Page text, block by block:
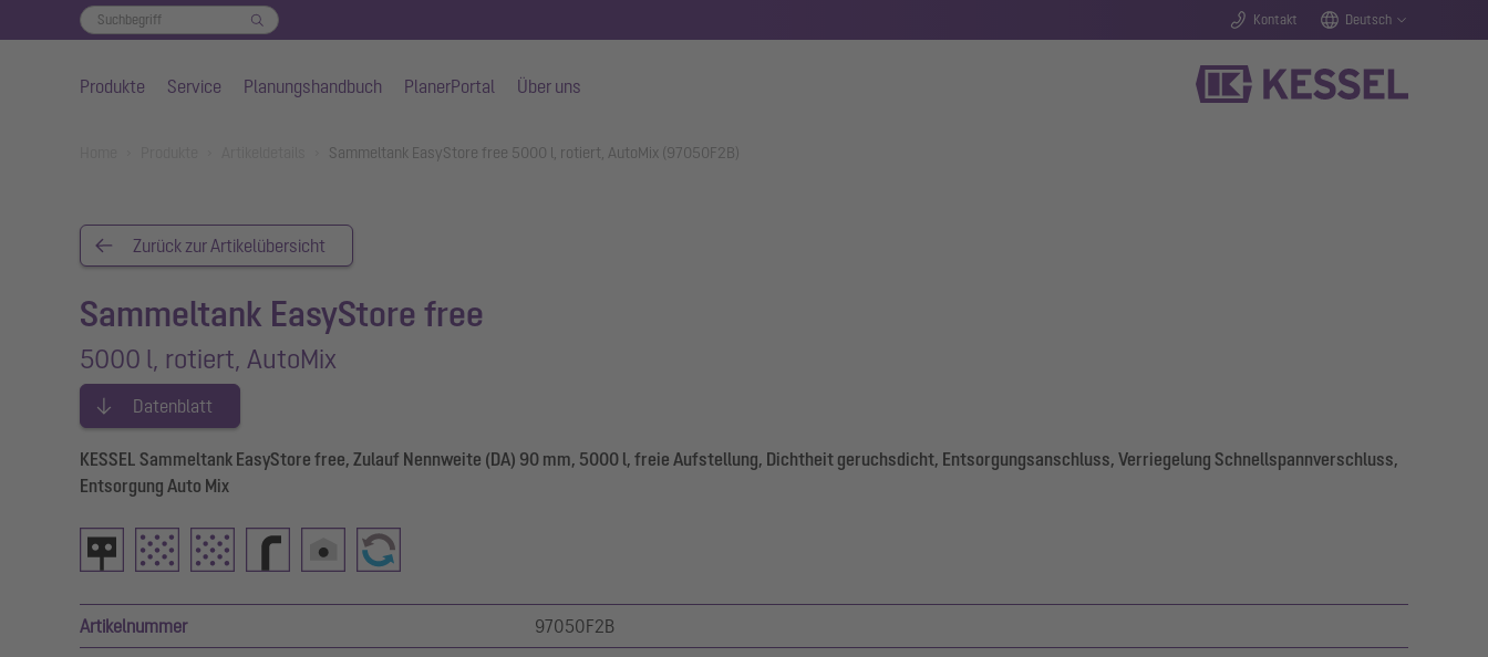
Kontakt Deutsch
Produkte Service Planungshandbuch PlanerPortal Über uns
Sammeltank EasyStore free 5000 l, rotiert, AutoMix (97050F2B)
Zurück zur Artikelübersicht
Sammeltank EasyStore free
5000 l, rotiert, AutoMix
Datenblatt
KESSEL Sammeltank EasyStore free, Zulauf Nennweite (DA) 90 mm, 5000 l, freie Aufstellung, Dichtheit geruchsdicht, Entsorgungsanschluss, Verriegelung Schnellspannverschluss,
Entsorgung Auto Mix
Artikelnummer 97050F2B